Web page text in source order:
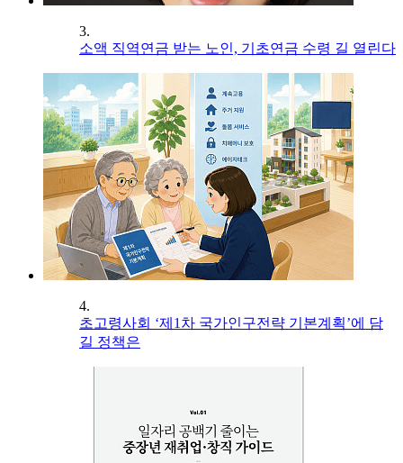
3.
소액 직역연금 받는 노인, 기초연금 수령 길 열린다
4.
초고령사회 ‘제1차 국가인구전략 기본계획’에 담
길 정책은